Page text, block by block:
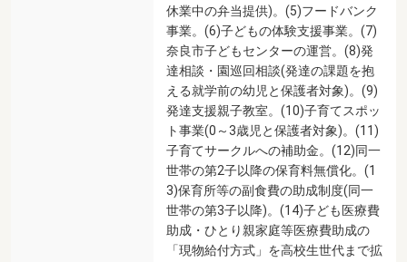
休業中の弁当提供)。(5)フードバンク
事業。(6)子どもの体験支援事業。(7)
奈良市子どもセンターの運営。(8)発
達相談・園巡回相談(発達の課題を抱
える就学前の幼児と保護者対象)。(9)
発達支援親子教室。(10)子育てスポッ
ト事業(0～3歳児と保護者対象)。(11)
子育てサークルへの補助金。(12)同一
世帯の第2子以降の保育料無償化。(1
3)保育所等の副食費の助成制度(同一
世帯の第3子以降)。(14)子ども医療費
助成・ひとり親家庭等医療費助成の
「現物給付方式」を高校生世代まで拡